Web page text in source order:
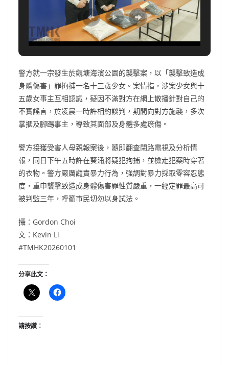
警方就一宗發生於觀塘海濱公園的襲擊案，以「襲擊致造成
身體傷害」罪拘捕一名十三歲少女。案情指，涉案少女與十
五歲女事主互相認識，疑因不滿對方在網上散播針對自己的
不實謠言，於凌晨一時許相約談判，期間向對方施襲，多次
掌摑及腳踢事主，導致其面部及身體多處瘀傷。
警方接獲受害人母親報案後，隨即翻查閉路電視及分析情
報，同日下午五時許在葵涌將疑犯拘捕，並檢走犯案時穿著
的衣物。警方嚴厲譴責暴力行為，強調對暴力採取零容忍態
度，重申襲擊致造成身體傷害罪性質嚴重，一經定罪最高可
被判監三年，呼籲市民切勿以身試法。
攝：Gordon Choi
文：Kevin Li
#TMHK20260101
分享此文：
請按讚：